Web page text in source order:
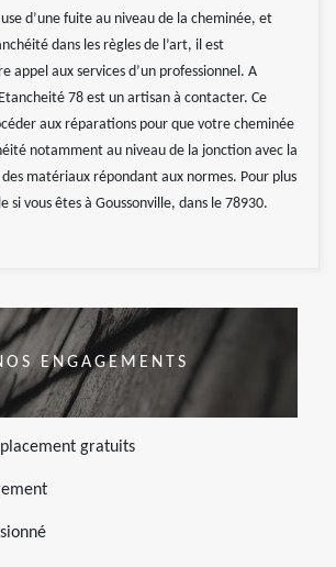
d’une fuite au niveau de la cheminée, et
dans les règles de l’art, il est
appel aux services d’un professionnel. A
78 est un artisan à contacter. Ce
aux réparations pour que votre cheminée
notamment au niveau de la jonction avec la
matériaux répondant aux normes. Pour plus
si vous êtes à Goussonville, dans le 78930.
ENGAGEMENTS
gratuits